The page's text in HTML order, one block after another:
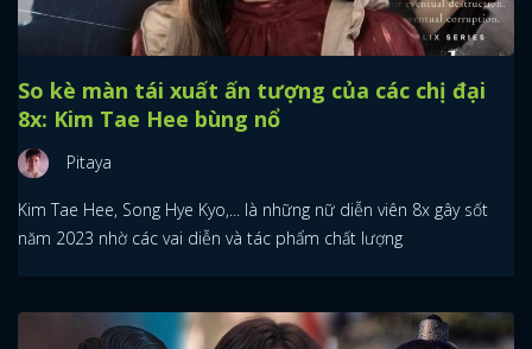
So kè màn tái xuất ấn tượng của các chị đại
8x: Kim Tae Hee bùng nổ
Pitaya
Kim Tae Hee, Song Hye Kyo,... là những nữ diễn viên 8x gây sốt
năm 2023 nhờ các vai diễn và tác phẩm chất lượng